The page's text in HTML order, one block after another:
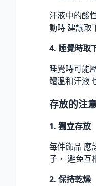
汗液中的酸
動時 建議取
4. 睡覺時取
睡覺時可能
體溫和汗液
存放的注
1. 獨立存放
每件飾品 應
子， 避免互
2. 保持乾燥